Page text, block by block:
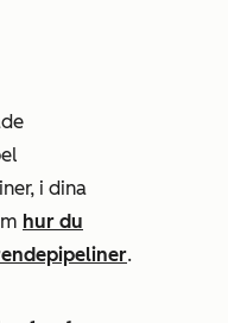
i dina
hur du
.